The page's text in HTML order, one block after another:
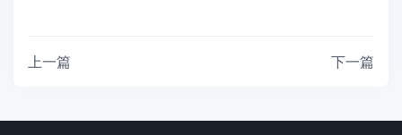
上一篇 下一篇